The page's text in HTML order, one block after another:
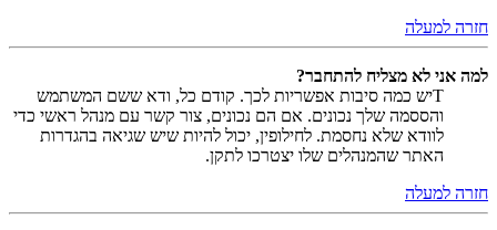
חזרה למעלה
למה אני לא מצליח להתחבר?
Tיש כמה סיבות אפשריות לכך. קודם כל, ודא ששם המשתמש
והססמה שלך נכונים. אם הם נכונים, צור קשר עם מנהל ראשי כדי
לוודא שלא נחסמת. לחילופין, יכול להיות שיש שגיאה בהגדרות
האתר שהמנהלים שלו יצטרכו לתקן.
חזרה למעלה